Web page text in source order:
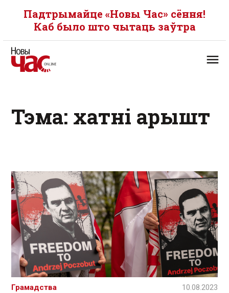
Падтрымайце «Новы Час» сёння!
Каб было што чытаць заўтра
Тэма: хатні арышт
Грамадства 10.08.2023